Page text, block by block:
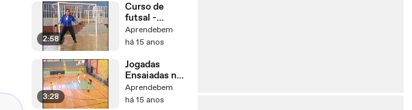
2:58
Curso de
futsal -
Treinamento
Básico para
Futsal
Aprendebem
há 15 anos
3:28
Jogadas
Ensaiadas no
Futsal - Curso
de Futsal
Aprendebem
há 15 anos